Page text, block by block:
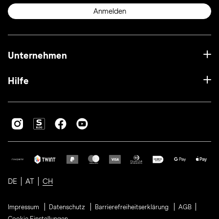
Anmelden
Unternehmen
Hilfe
DE AT CH
Impressum Datenschutz Barrierefreiheitserklärung
AGB